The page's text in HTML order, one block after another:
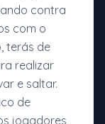
contra
com o
terás de
realizar
e saltar.
de
jogadores